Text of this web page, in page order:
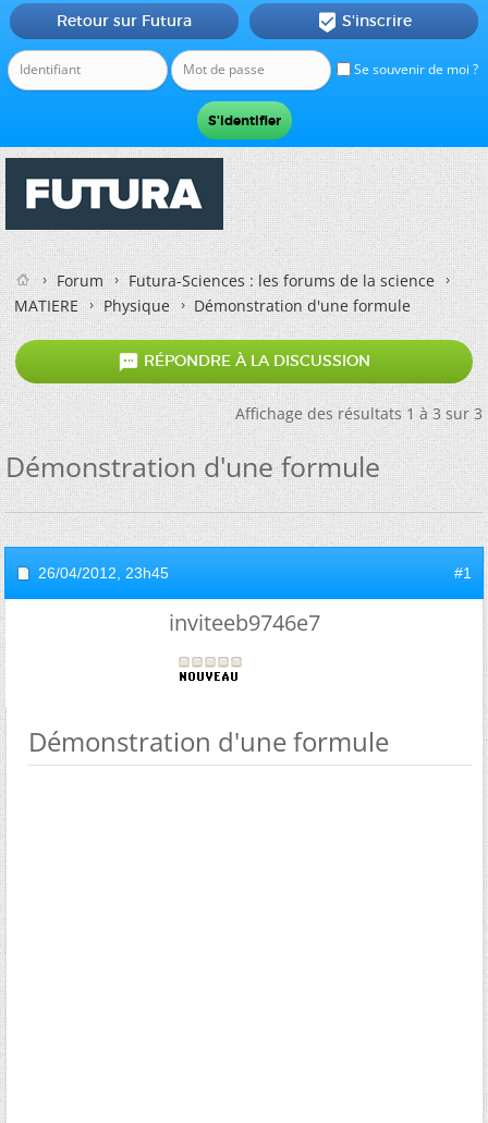
Se souvenir de moi ?
Retour sur Futura  S'inscrire
Forum
Futura-Sciences : les forums de la science
MATIERE
Physique Démonstration d'une formule
 RÉPONDRE À LA DISCUSSION
Affichage des résultats 1 à 3 sur 3
Démonstration d'une formule
26/04/2012, 23h45 #1
inviteeb9746e7
Démonstration d'une formule